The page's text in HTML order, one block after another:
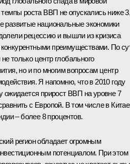
темпы роста ВВП не опускались ниже
развитые национальные экономики
рецессию и вышли из кризиса
преимуществами. По
только центр глобального
но и по многим вопросам центр
Я напомню, что в 2010 году
ожидается прирост ВВП на уровне 7
с Европой. В том числе в
– более 8 процентов.
регион обладает огромным
потенциалом. При этом